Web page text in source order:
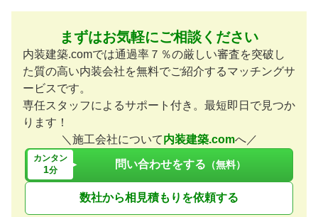
まずはお気軽にご相談ください
内装建築.comでは通過率７％の厳しい審査を突破し
た質の高い内装会社を無料でご紹介するマッチングサ
ービスです。
専任スタッフによるサポート付き。最短即日で見つか
ります！
＼施工会社について内装建築.comへ／
カンタン
1分 問い合わせをする （無料）
数社から相見積もりを依頼する